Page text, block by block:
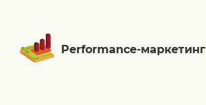
Performance-маркетинг